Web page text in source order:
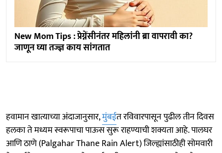
New Mom Tips : प्रेग्नेंसीनंतर महिलांनी ब्रा वापरावी का?
जाणून घ्या तज्ज्ञ काय सांगतात
हवामान खात्याच्या अंदाजानुसार,मुंबईत रविवारपासून पुढील तीन दिवस
हलका ते मध्यम स्वरूपाचा पाऊस सुरू राहण्याची शक्यता आहे. पालघर
आणि ठाणे (Palgahar Thane Rain Alert) जिल्ह्यांसाठीही सोमवारी